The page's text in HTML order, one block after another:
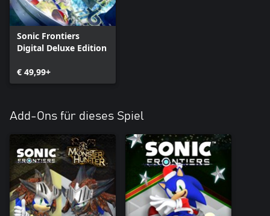
Sonic Frontiers
Digital Deluxe Edition
€ 49,99+
Add-Ons für dieses Spiel